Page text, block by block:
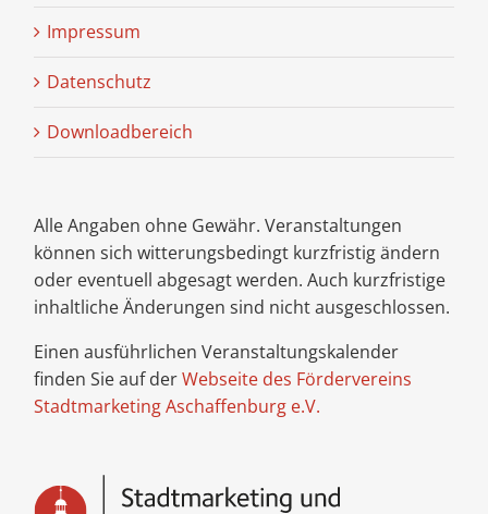
Impressum
Datenschutz
Downloadbereich
Alle Angaben ohne Gewähr. Veranstaltungen
können sich witterungsbedingt kurzfristig ändern
oder eventuell abgesagt werden. Auch kurzfristige
inhaltliche Änderungen sind nicht ausgeschlossen.
Einen ausführlichen Veranstaltungskalender
finden Sie auf derWebseite des Fördervereins
Stadtmarketing Aschaffenburg e.V.